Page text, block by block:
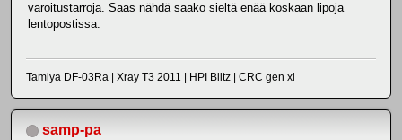
varoitustarroja. Saas nähdä saako sieltä enää koskaan lipoja
lentopostissa.
Tamiya DF-03Ra | Xray T3 2011 | HPI Blitz | CRC gen xi
samp-pa